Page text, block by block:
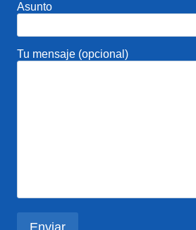
Asunto
Tu mensaje (opcional)